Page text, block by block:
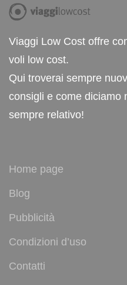
Viaggi Low Cost offre
voli low cost.
Qui troverai sempre
consigli e come diciamo
sempre relativo!
Home page
Blog
Pubblicità
Condizioni d’uso
Contatti